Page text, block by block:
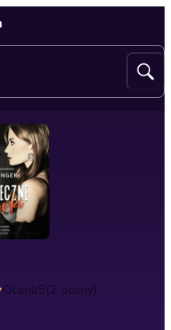
Ocena5(2 oceny)